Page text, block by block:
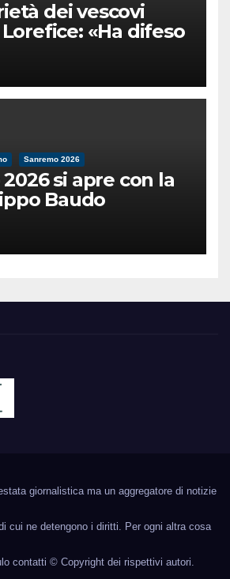
dei vescovi
«Ha difeso
dignità
Sanremo 2026
si apre con la
Baudo
giornalistica ma un aggregatore di notizie
cui ne detengono i diritti. Per ogni altra cosa
contatti © Copyright dei rispettivi autori.